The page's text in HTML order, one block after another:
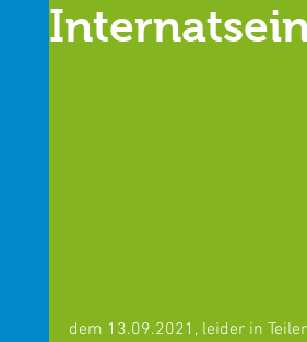
dem 13.09.2021, leider in